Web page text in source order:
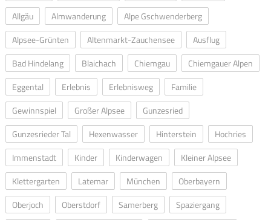
Allgäu
Almwanderung
Alpe Gschwenderberg
Alpsee-Grünten
Altenmarkt-Zauchensee
Ausflug
Bad Hindelang
Blaichach Chiemgau
Chiemgauer Alpen
Eggental
Erlebnis Erlebnisweg
Familie
Gewinnspiel
Großer Alpsee
Gunzesried
Gunzesrieder Tal
Hexenwasser Hinterstein
Hochries
Immenstadt
Kinder Kinderwagen
Kleiner Alpsee
Klettergarten
Latemar München
Oberbayern
Oberjoch
Oberstdorf Samerberg
Spaziergang